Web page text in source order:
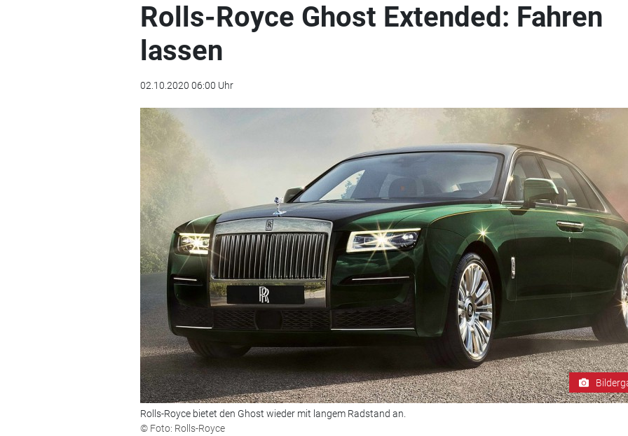
Rolls-Royce Ghost Extended: Fahren
lassen
02.10.2020 06:00 Uhr
Rolls-Royce bietet den Ghost wieder mit langem Radstand an.
© Foto: Rolls-Royce